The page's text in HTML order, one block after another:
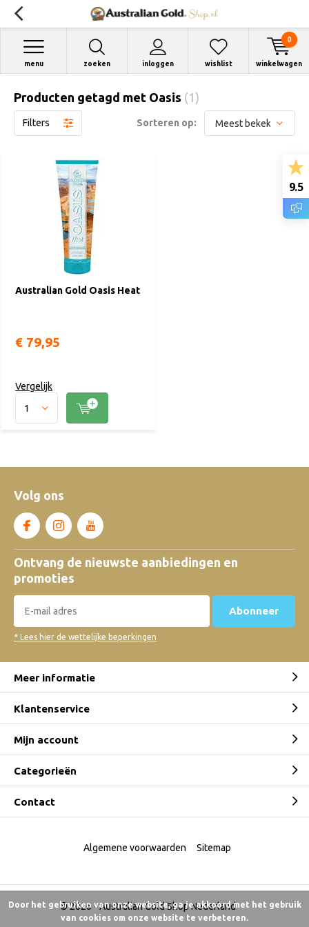
zoeken inloggen
menu wishlist winkelwagen
0
Producten getagd met Oasis (1)
Filters Sorteren op:
Australian Gold Oasis Heat
€ 79,95
Vergelijk
Volg ons
Ontvang de nieuwste aanbiedingen en
promoties
Abonneer
* Lees hier de wettelijke beperkingen
Meer informatie
Klantenservice
Mijn account
Categorieën
Contact
© 2026 -Australian Gold Shop Nederland
Algemene voorwaarden Sitemap
9.5
Door het gebruiken van onze website, ga je akkoord met het gebruik
van cookies om onze website te verbeteren.